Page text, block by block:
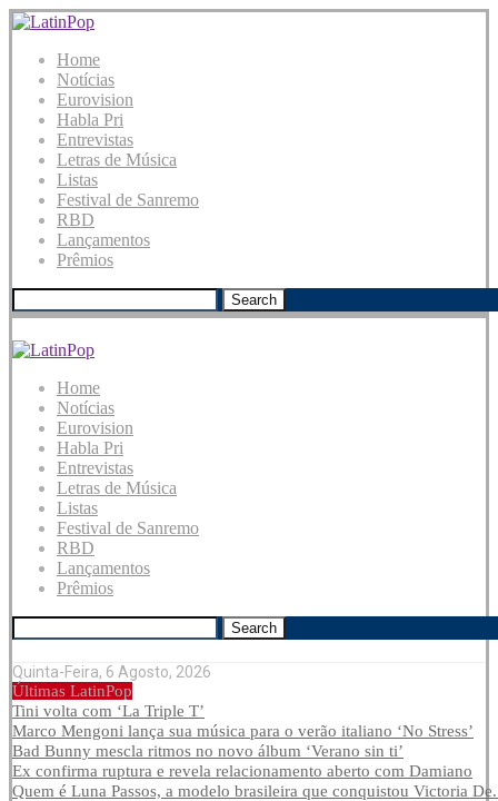
Home
Notícias
Eurovision
Habla Pri
Entrevistas
Letras de Música
Listas
Festival de Sanremo
RBD
Lançamentos
Prêmios
Search
Home
Notícias
Eurovision
Habla Pri
Entrevistas
Letras de Música
Listas
Festival de Sanremo
RBD
Lançamentos
Prêmios
Search
Quinta-Feira, 6 Agosto, 2026
Últimas LatinPop
Tini volta com ‘La Triple T’
Marco Mengoni lança sua música para o verão italiano ‘No Stress’
Bad Bunny mescla ritmos no novo álbum ‘Verano sin ti’
Ex confirma ruptura e revela relacionamento aberto com Damiano
Quem é Luna Passos, a modelo brasileira que conquistou Victoria